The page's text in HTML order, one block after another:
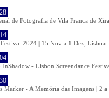
de Fotografia de Vila Franca de
2024 | 15 Nov a 1 Dez, Lisboa
InShadow - Lisbon Screendance
Marker - A Memória das Imagens | 2